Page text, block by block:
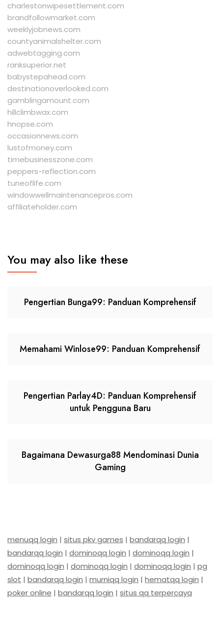
charlestonwipesettlement.com
brandfollowmarket.com
weeklyjobnews.com
countyanimalshelter.com
adwebtagging.com
ranksuperior.net
babystepahead.com
destinationoverlooked.com
gamblingamount.com
hillclimbwax.com
hnopse.com
occasionnews.com
lustofmoney.com
timebusinesszone.com
peppers-reflection.com
tuneoflife.com
windowwellmaintenancepros.com
affiliateholder.com
You may also like these
Pengertian Bunga99: Panduan Komprehensif
Memahami Winlose99: Panduan Komprehensif
Pengertian Parlay4D: Panduan Komprehensif
untuk Pengguna Baru
Bagaimana Dewasurga88 Mendominasi Dunia
Gaming
menuqq login | situs pkv games | bandarqq login |
bandarqq login | dominoqq login | dominoqq login |
dominoqq login | dominoqq login | dominoqq login | pg
slot | bandarqq login | murniqq login | hematqq login |
poker online | bandarqq login | situs qq terpercaya